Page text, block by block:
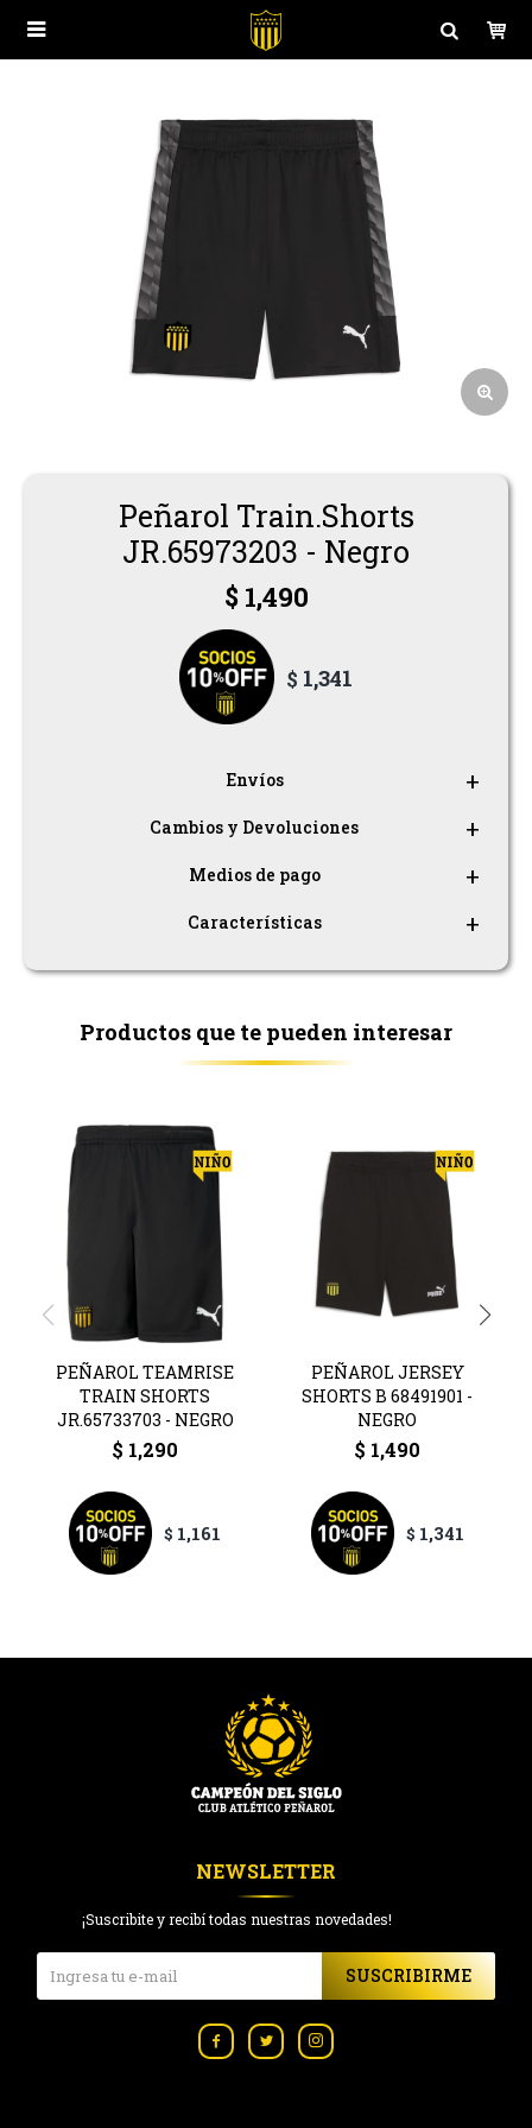

Peñarol Train.Shorts
JR.65973203 - Negro
$ 1,490
$ 1,341
Envíos
Cambios y Devoluciones
Medios de pago
Características
Productos que te pueden interesar
PEÑAROL TEAMRISE
TRAIN SHORTS
JR.65733703 - NEGRO
$ 1,290
$ 1,161
PEÑAROL JERSEY
SHORTS B 68491901 -
NEGRO
$ 1,490
$ 1,341
NEWSLETTER
¡Suscribite y recibí todas nuestras novedades!
SUSCRIBIRME
  